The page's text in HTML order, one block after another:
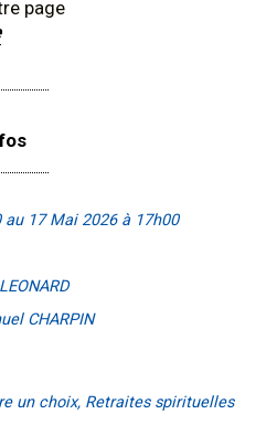
page
17 Mai 2026 à 17h00
CHARPIN
un choix, Retraites spirituelles